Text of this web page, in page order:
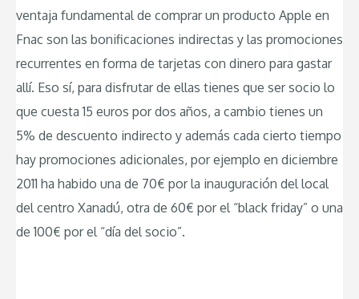
ventaja fundamental de comprar un producto Apple en
Fnac son las bonificaciones indirectas y las promociones
recurrentes en forma de tarjetas con dinero para gastar
allí. Eso sí, para disfrutar de ellas tienes que ser socio lo
que cuesta 15 euros por dos años, a cambio tienes un
5% de descuento indirecto y además cada cierto tiempo
hay promociones adicionales, por ejemplo en diciembre
2011 ha habido una de 70€ por la inauguración del local
del centro Xanadú, otra de 60€ por el “black friday” o una
de 100€ por el “día del socio”.